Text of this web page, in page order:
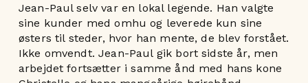
Jean-Paul selv var en lokal legende. Han valgte
sine kunder med omhu og leverede kun sine
østers til steder, hvor han mente, de blev forstået.
Ikke omvendt. Jean-Paul gik bort sidste år, men
arbejdet fortsætter i samme ånd med hans kone